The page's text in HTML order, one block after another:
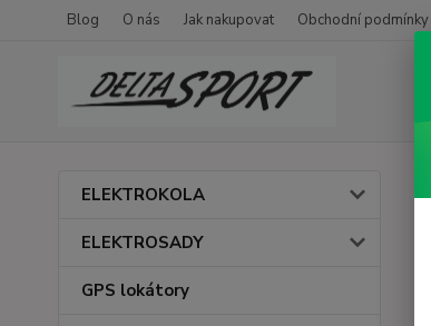
Blog O nás Jak nakupovat Obchodní podmínky
ELEKTROKOLA
ELEKTROSADY
GPS lokátory